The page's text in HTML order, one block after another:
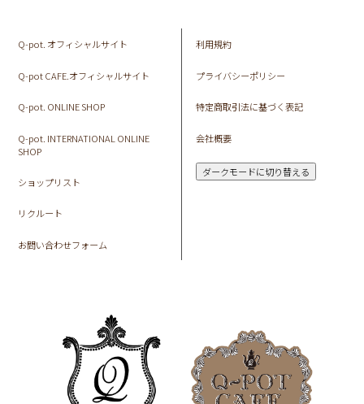
Q-pot. オフィシャルサイト
Q-pot CAFE.オフィシャルサイト
Q-pot. ONLINE SHOP
Q-pot. INTERNATIONAL ONLINE
SHOP
ショップリスト
リクルート
お問い合わせフォーム
利用規約
プライバシーポリシー
特定商取引法に基づく表記
会社概要
ダークモードに切り替える